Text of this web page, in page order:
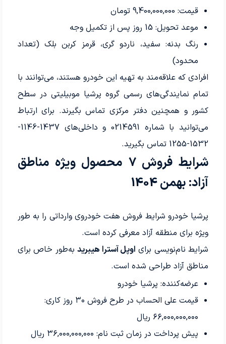
قیمت: 9,400,000,000 تومان
موعد تحویل: 15 روز پس از تکمیل وجه
رنگ بدنه: سفید، ناردو گری، قرمز کربن بلک (تعداد
محدود)
افرادی که علاقه‌مند به تهیه این خودرو هستند، می‌توانند با
تمام نمایندگی‌های رسمی گروه پرشیا موبیلیتی در سطح
کشور و همچنین دفتر مرکزی تماس بگیرند. برای ارتباط
می‌توانید با شماره 0214591 و داخلی‌های 1437-1146-
1532-1255 تماس بگیرید.
شرایط فروش 7 محصول ویژه مناطق
آزاد: بهمن 1404
پرشیا خودرو شرایط فروش هفت خودروی وارداتی را به طور
ویژه برای منطقه آزاد معرفی کرده است.
شرایط نام‌نویسی برای اوپل آسترا هیبریدبه‌طور خاص برای
مناطق آزاد طراحی شده است.
عرضه‌کننده: پرشیا خودرو
قیمت علی الحساب در طرح فروش ۳۰ روز کاری:
۶۶,۰۰۰,۰۰۰,۰۰۰ ریال
پیش پرداخت در زمان ثبت نام: ۳۶,۰۰۰,۰۰۰,۰۰۰ ریال